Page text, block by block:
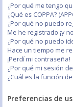
¿Por qué me tengo
¿Qué es COPPA?
¿Por qué no puedo
Me he registrado ¡y
¿Por qué no puedo
Hace un tiempo me
¡Perdí mi contraseña!
¿Por qué mi sesión
¿Cuál es la función
Preferencias de